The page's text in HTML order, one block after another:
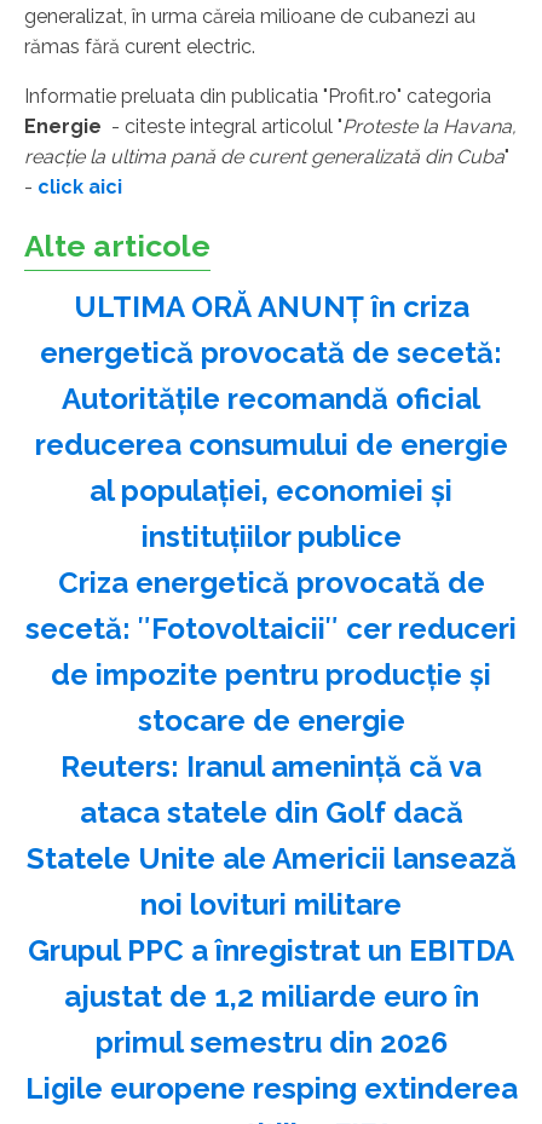
generalizat, în urma căreia milioane de cubanezi au
rămas fără curent electric.
Informatie preluata din publicatia "Profit.ro" categoria
Energie - citeste integral articolul "Proteste la Havana,
reacție la ultima pană de curent generalizată din Cuba"
- click aici
Alte articole
ULTIMA ORĂ ANUNȚ în criza
energetică provocată de secetă:
Autoritățile recomandă oficial
reducerea consumului de energie
al populației, economiei și
instituțiilor publice
Criza energetică provocată de
secetă: ″Fotovoltaicii″ cer reduceri
de impozite pentru producție și
stocare de energie
Reuters: Iranul ameninţă că va
ataca statele din Golf dacă
Statele Unite ale Americii lansează
noi lovituri militare
Grupul PPC a înregistrat un EBITDA
ajustat de 1,2 miliarde euro în
primul semestru din 2026
Ligile europene resping extinderea